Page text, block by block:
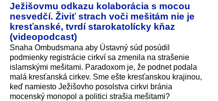
Ježišovmu odkazu kolaborácia s mocou
nesvedčí. Živiť strach voči mešitám nie je
kresťanské, tvrdí starokatolícky kňaz
(videopodcast)
Snaha Ombudsmana aby Ústavný súd posúdil
podmienky registrácie cirkví sa zmenila na strašenie
islamskými mešitami. Paradoxom je, že podnet podala
malá kresťanská cirkev. Sme ešte kresťanskou krajinou,
keď namiesto Ježišovho posolstva cirkvi bránia
mocenský monopol a politici strašia mešitami?